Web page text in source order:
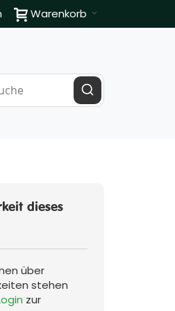
Warenkorb
dieses
über
stehen
zur